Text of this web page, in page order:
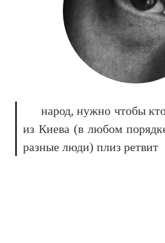
народ, нужно чтобы
из Киева (в любом
разные люди) плиз ретвит